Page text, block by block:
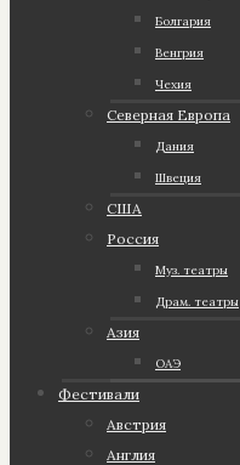
Болгария
Венгрия
Чехия
Северная Европа
Дания
Швеция
США
Россия
Муз. театры
Драм. театры
Азия
ОАЭ
Фестивали
Австрия
Англия